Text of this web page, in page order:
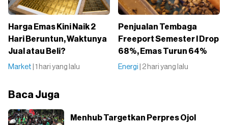
Harga Emas Kini Naik 2
Hari Beruntun, Waktunya
Jual atau Beli?
Market | 1 hari yang lalu
Penjualan Tembaga
Freeport Semester I Drop
68%, Emas Turun 64%
Energi | 2 hari yang lalu
Baca Juga
Menhub Targetkan Perpres Ojol